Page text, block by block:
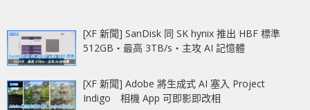
[XF 新聞] SanDisk 同 SK hynix 推出 HBF 標準
512GB‧最高 3TB/s‧主攻 AI 記憶體
[XF 新聞] Adobe 將生成式 AI 塞入 Project
Indigo 相機 App 可即影即改相